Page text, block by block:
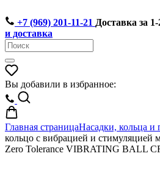
+7 (969) 201-11-21 Доставка за 1-
и доставка
Вы добавили в избранное:
Главная страницаНасадки, кольца
кольцо с вибрацией и стимуляцией
Zero Tolerance VIBRATING BALL